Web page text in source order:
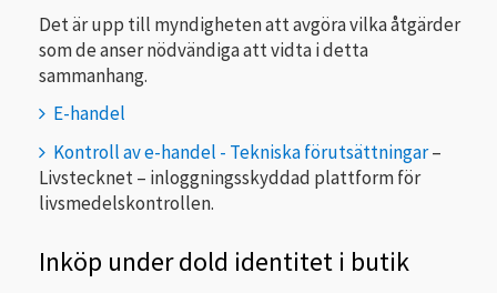
Det är upp till myndigheten att avgöra vilka åtgärder
som de anser nödvändiga att vidta i detta
sammanhang.
E-handel
Kontroll av e-handel - Tekniska förutsättningar–
Livstecknet – inloggningsskyddad plattform för
livsmedelskontrollen.
Inköp under dold identitet i butik